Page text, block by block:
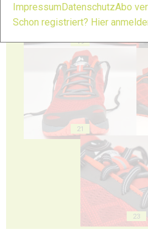
19
21
23
ImpressumDatenschutzAbo
Schon registriert? Hier